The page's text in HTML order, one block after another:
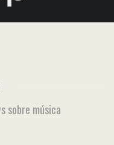
sobre música